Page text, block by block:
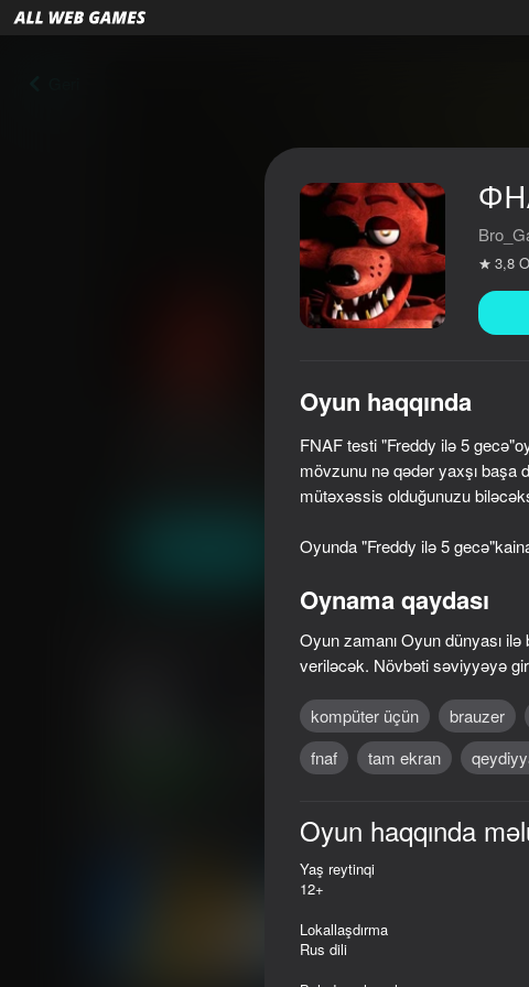
Oyunçuların qiyməti 12+
Viktorina Bro_Games
animatronics!
3,8
Oyun haqqında
FNAF testi "Freddy ilə 5
mövzunu nə qədər yaxşı başa
mütəxəssis olduğunuzu
Oyunda "Freddy ilə 5
Oynama qaydası
Oyun zamanı Oyun dünyası
veriləcək. Növbəti səviyyəyə
kompüter üçün brauzer
fnaf
tam ekran
Oyun haqqında
Yaş reytinqi
12+
Lokallaşdırma
Rus dili